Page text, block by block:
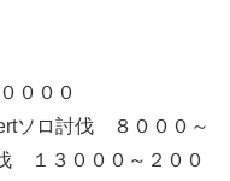
０００
ソロ討伐 ８０００～
１３０００～２００